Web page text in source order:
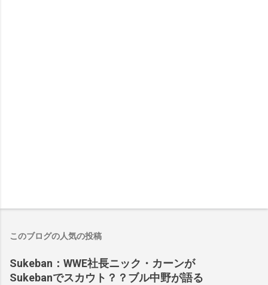
このブログの人気の投稿
Sukeban：WWE社長ニック・カーンが
Sukebanでスカウト？？ブル中野が語る